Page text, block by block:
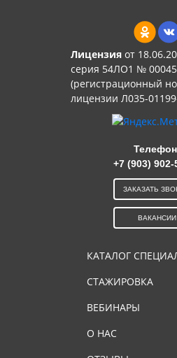
Лицензияот
серия 54ЛО1 №
(регистрационный
лицензии Л035-
КАТАЛОГ
СТАЖИРОВКА
ВЕБИНАРЫ
О НАС
+7 (903) 902-
ЗАКАЗАТЬ
ВАКАНСИИ